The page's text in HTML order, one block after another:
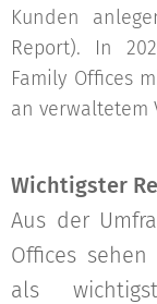
Kunden
Report). In
Family Offices
an verwaltetem
Wichtigster
Aus der
Offices
als